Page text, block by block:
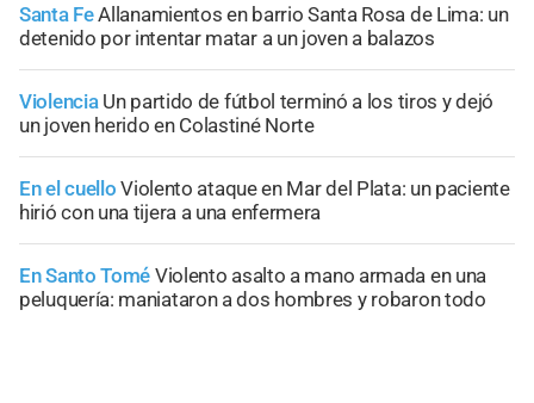
Santa FeAllanamientos en barrio Santa Rosa de Lima: un
detenido por intentar matar a un joven a balazos
Violencia Un partido de fútbol terminó a los tiros y dejó
un joven herido en Colastiné Norte
En el cuello Violento ataque en Mar del Plata: un paciente
hirió con una tijera a una enfermera
En Santo Tomé Violento asalto a mano armada en una
peluquería: maniataron a dos hombres y robaron todo